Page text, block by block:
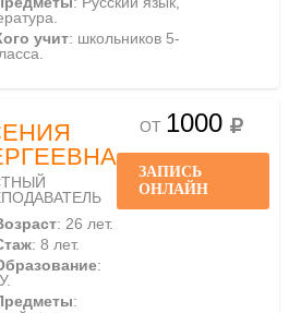
учит: школьников 5-
: 26 лет.
: 8 лет.
:
:
ОТ 1000
ЗАПИСЬ
ОНЛАЙН